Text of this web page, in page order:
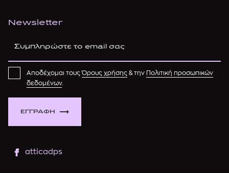
Newsletter
ΕΓΓΡΑΦΗ
Αποδέχομαι τουςΌρους χρήσης & την
Πολιτική προσωπικών
δεδομένων.
atticadps